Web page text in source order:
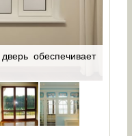
обеспечивает